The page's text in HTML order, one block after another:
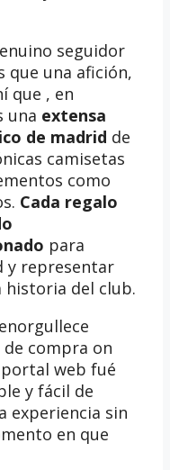
seguidor
que una afición,
que , en
una extensa
de madrid de
camisetas
como
Cada regalo
para
y representar
del club.
compra on
web fué
y fácil de
experiencia sin
en que